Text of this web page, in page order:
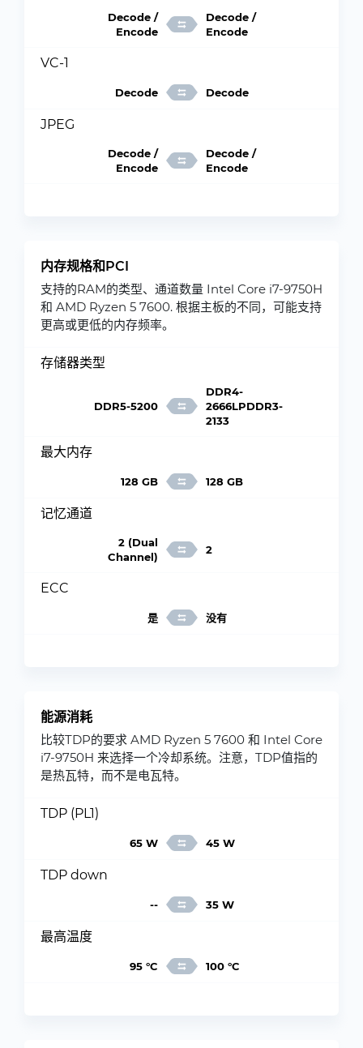
Decode /
Encode
Decode /
Encode
VC-1
Decode Decode
JPEG
Decode /
Encode
Decode /
Encode
内存规格和PCI
支持的RAM的类型、通道数量 Intel Core i7-9750H
和 AMD Ryzen 5 7600. 根据主板的不同，可能支持
更高或更低的内存频率。
存储器类型
DDR5-5200
DDR4-
2666LPDDR3-
2133
最大内存
128 GB 128 GB
记忆通道
2 (Dual
Channel)
2
ECC
是 没有
能源消耗
比较TDP的要求 AMD Ryzen 5 7600 和 Intel Core
i7-9750H 来选择一个冷却系统。注意，TDP值指的
是热瓦特，而不是电瓦特。
TDP (PL1)
65 W 45 W
TDP down
-- 35 W
最高温度
95 °C 100 °C